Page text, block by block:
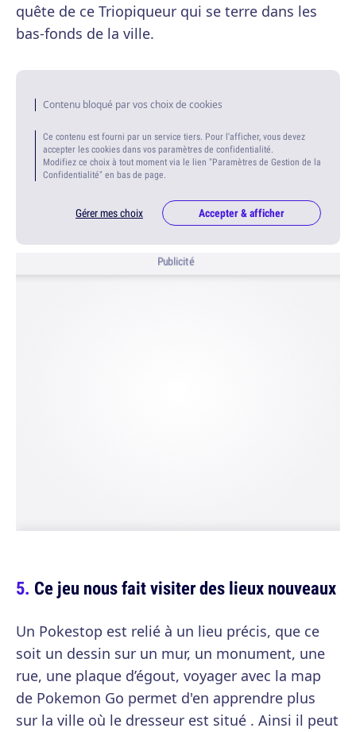
quête de ce Triopiqueur qui se terre dans les
bas-fonds de la ville.
Contenu bloqué par vos choix de cookies
Ce contenu est fourni par un service tiers. Pour l'afficher, vous devez
accepter les cookies dans vos paramètres de confidentialité.
Modifiez ce choix à tout moment via le lien "Paramètres de Gestion de la
Confidentialité" en bas de page.
Gérer mes choix Accepter & afficher
Publicité
Ce jeu nous fait visiter des lieux nouveaux
Un Pokestop est relié à un lieu précis, que ce
soit un dessin sur un mur, un monument, une
rue, une plaque d’égout, voyager avec la map
de Pokemon Go permet d'en apprendre plus
sur la ville où le dresseur est situé . Ainsi il peut